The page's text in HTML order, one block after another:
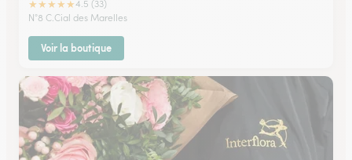
★★★★★4.5 (33)
N°8 C.Cial des Marelles
Voir la boutique